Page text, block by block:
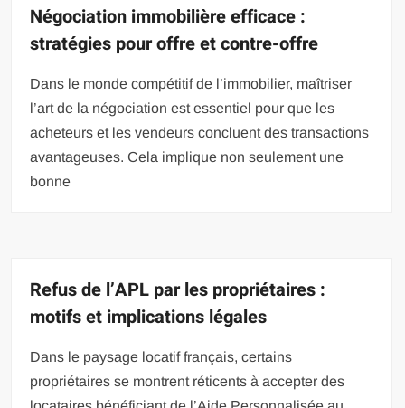
Négociation immobilière efficace :
stratégies pour offre et contre-offre
Dans le monde compétitif de l’immobilier, maîtriser
l’art de la négociation est essentiel pour que les
acheteurs et les vendeurs concluent des transactions
avantageuses. Cela implique non seulement une
bonne
Refus de l’APL par les propriétaires :
motifs et implications légales
Dans le paysage locatif français, certains
propriétaires se montrent réticents à accepter des